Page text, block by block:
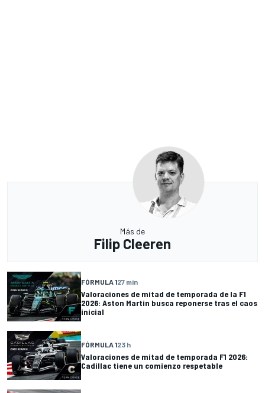
Más de
Filip Cleeren
FÓRMULA 127 min
Valoraciones de mitad de temporada de la F1
2026: Aston Martin busca reponerse tras el caos
inicial
FÓRMULA 123 h
Valoraciones de mitad de temporada F1 2026:
Cadillac tiene un comienzo respetable